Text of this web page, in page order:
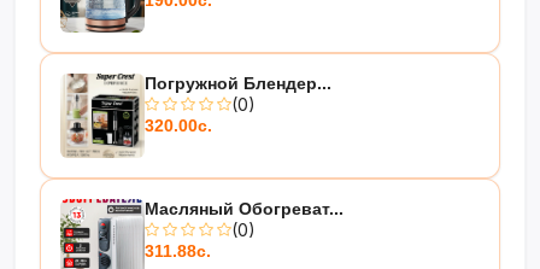
Погружной Блендер...
(0)
320.00с.
Масляный Обогреват...
(0)
311.88с.